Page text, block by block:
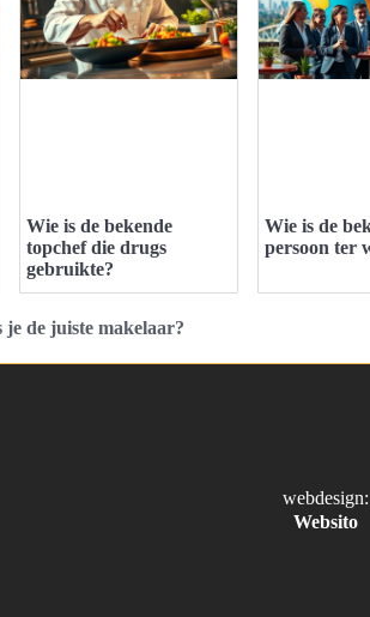
Wie is de bekende
topchef die drugs
gebruikte?
Wie is de
persoon ter
je de juiste makelaar?
webdesign:
Websito